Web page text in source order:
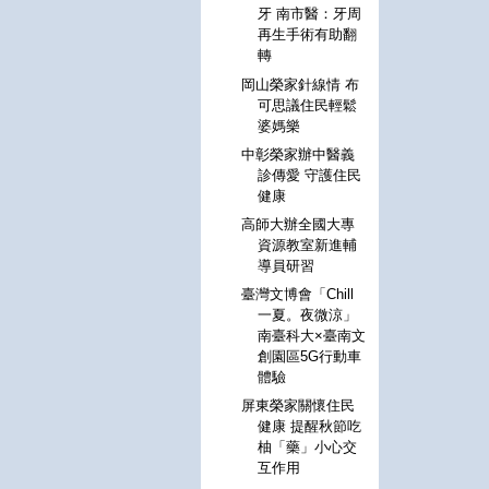
牙 南市醫：牙周
再生手術有助翻
轉
岡山榮家針線情 布
可思議住民輕鬆
婆媽樂
中彰榮家辦中醫義
診傳愛 守護住民
健康
高師大辦全國大專
資源教室新進輔
導員研習
臺灣文博會「Chill
一夏。夜微涼」
南臺科大×臺南文
創園區5G行動車
體驗
屏東榮家關懷住民
健康 提醒秋節吃
柚「藥」小心交
互作用